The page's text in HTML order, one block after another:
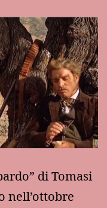
di Tomasi
nell’ottobre